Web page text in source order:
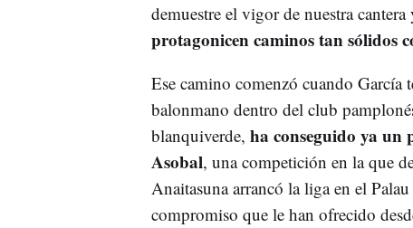
demuestre el vigor de nuestra cantera
protagonicen caminos tan sólidos
Ese camino comenzó cuando García
balonmano dentro del club
blanquiverde, ha conseguido ya un
Asobal, una competición en la que
Anaitasuna arrancó la liga en el
compromiso que le han ofrecido